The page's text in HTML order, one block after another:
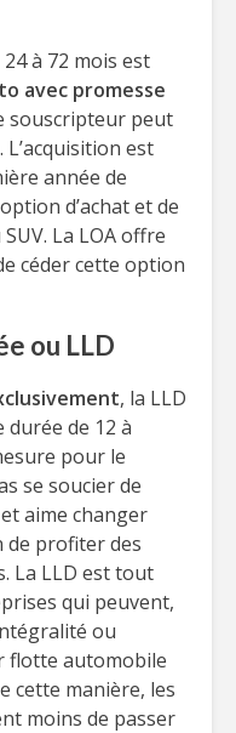
à 72 mois est
avec promesse
souscripteur peut
L’acquisition est
année de
d’achat et de
La LOA offre
céder cette option
ou LLD
, la LLD
de 12 à
pour le
se soucier de
aime changer
de profiter des
La LLD est tout
qui peuvent,
ou
flotte automobile
cette manière, les
moins de passer